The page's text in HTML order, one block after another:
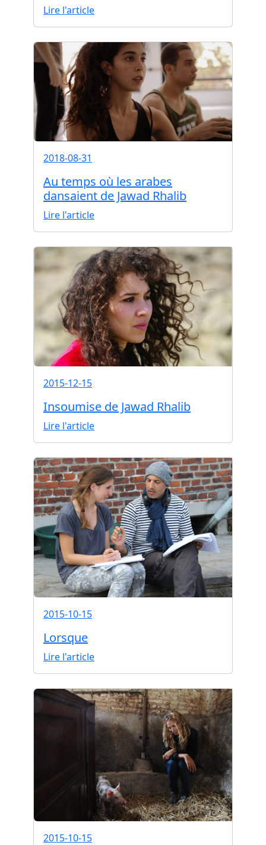
Lire l'article
2018-08-31
Au temps où les arabes
dansaient de Jawad Rhalib
Lire l'article
2015-12-15
Insoumise de Jawad Rhalib
Lire l'article
2015-10-15
Lorsque
Lire l'article
2015-10-15